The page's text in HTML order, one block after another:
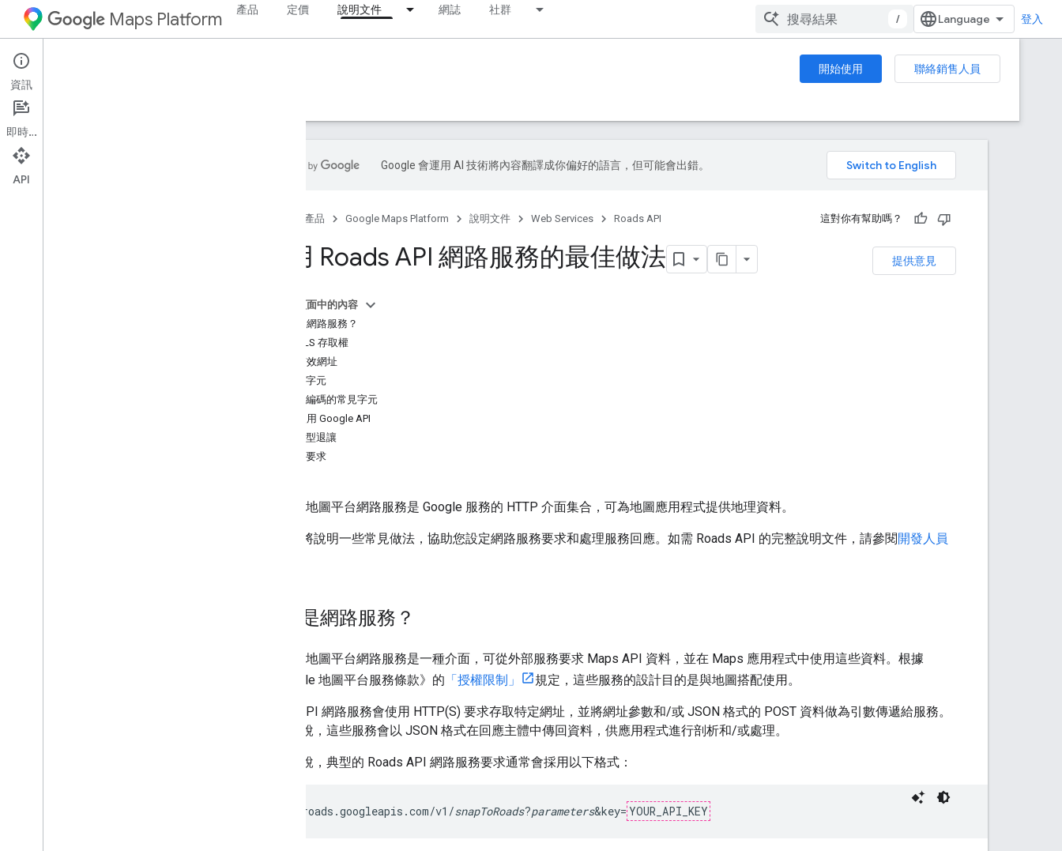
Maps Platform 產品 定價 說明文件 網誌 社群
/ 登入
Web Services 開始使用
聯絡銷售人員
指南
Google 會運用 AI 技術將內容翻譯成你偏好的語言，但可能會出錯。
產品 Google Maps Platform 說明文件 Web Services Roads API 這對你有幫助嗎？
提供意見
使用 Roads API 網路服務的最佳做法
這個頁面中的內容
什麼是網路服務？
SSL/TLS 存取權
建立有效網址
特殊字元
需要編碼的常見字元
禮貌使用 Google API
指數型退讓
同步要求
Google 地圖平台網路服務是 Google 服務的 HTTP 介面集合，可為地圖應用程式提供地理資料。
本指南將說明一些常見做法，協助您設定網路服務要求和處理服務回應。如需 Roads API 的完整說明文件，請參閱開發人員
什麼是網路服務？
Google 地圖平台網路服務是一種介面，可從外部服務要求 Maps API 資料，並在 Maps 應用程式中使用這些資料。根據
《Google 地圖平台服務條款》的 「授權限制」 規定，這些服務的設計目的是與地圖搭配使用。
Maps API 網路服務會使用 HTTP(S) 要求存取特定網址，並將網址參數和/或 JSON 格式的 POST 資料做為引數傳遞給服務。
一般來說，這些服務會以 JSON 格式在回應主體中傳回資料，供應用程式進行剖析和/或處理。
一般來說，典型的 Roads API 網路服務要求通常會採用以下格式：
https://roads.googleapis.com/v1/snapToRoads?parameters&key= YOUR_API_KEY
資訊
即時通訊
API